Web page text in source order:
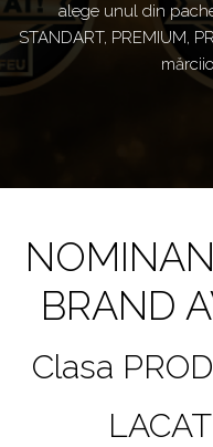
alege unul din
STANDART, PREMIUM,
BRAND
Clasa